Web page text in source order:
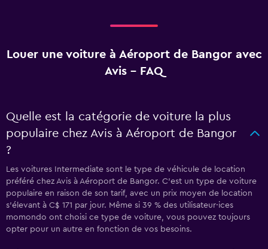
Louer une voiture à Aéroport de Bangor avec
Avis - FAQ
Quelle est la catégorie de voiture la plus
populaire chez Avis à Aéroport de Bangor
?
Les voitures Intermediate sont le type de véhicule de location
préféré chez Avis à Aéroport de Bangor. C'est un type de voiture
populaire en raison de son tarif, avec un prix moyen de location
s'élevant à C$ 171 par jour. Même si 39 % des utilisateur·ices
momondo ont choisi ce type de voiture, vous pouvez toujours
opter pour un autre en fonction de vos besoins.